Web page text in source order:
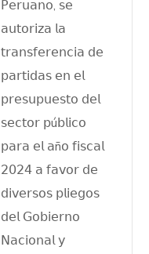
𝖯𝖾𝗋𝗎𝖺𝗇𝗈, 𝗌𝖾
𝖺𝗎𝗍𝗈𝗋𝗂𝗓𝖺 𝗅𝖺
𝗍𝗋𝖺𝗇𝗌𝖿𝖾𝗋𝖾𝗇𝖼𝗂𝖺 𝖽𝖾
𝗉𝖺𝗋𝗍𝗂𝖽𝖺𝗌 𝖾𝗇 𝖾𝗅
𝗉𝗋𝖾𝗌𝗎𝗉𝗎𝖾𝗌𝗍𝗈 𝖽𝖾𝗅
𝗌𝖾𝖼𝗍𝗈𝗋 𝗉ú𝖻𝗅𝗂𝖼𝗈
𝗉𝖺𝗋𝖺 𝖾𝗅 𝖺ñ𝗈 𝖿𝗂𝗌𝖼𝖺𝗅
𝟤𝟢𝟤𝟦 𝖺 𝖿𝖺𝗏𝗈𝗋 𝖽𝖾
𝖽𝗂𝗏𝖾𝗋𝗌𝗈𝗌 𝗉𝗅𝗂𝖾𝗀𝗈𝗌
𝖽𝖾𝗅 𝖦𝗈𝖻𝗂𝖾𝗋𝗇𝗈
𝖭𝖺𝖼𝗂𝗈𝗇𝖺𝗅 𝗒